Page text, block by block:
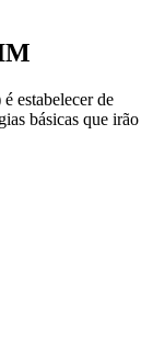
estabelecer de
básicas que irão